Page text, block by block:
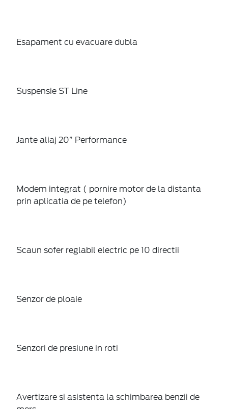
Esapament cu evacuare dubla
Suspensie ST Line
Jante aliaj 20” Performance
Modem integrat ( pornire motor de la distanta
prin aplicatia de pe telefon)
Scaun sofer reglabil electric pe 10 directii
Senzor de ploaie
Senzori de presiune in roti
Avertizare si asistenta la schimbarea benzii de